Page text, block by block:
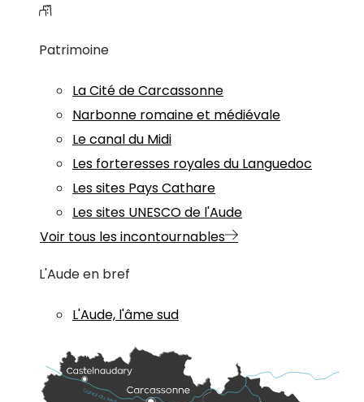
Patrimoine
La Cité de Carcassonne
Narbonne romaine et médiévale
Le canal du Midi
Les forteresses royales du Languedoc
Les sites Pays Cathare
Les sites UNESCO de l'Aude
Voir tous les incontournables
L'Aude en bref
L'Aude, l'âme sud